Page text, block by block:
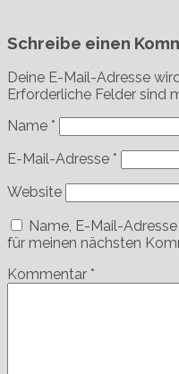
Schreibe einen
Deine E-Mail-Adresse
Erforderliche Felder sind
Name *
E-Mail-Adresse *
Website
Name, E-Mail-
für meinen nächsten
Kommentar *